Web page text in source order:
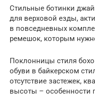
Стильные ботинки
для верховой езды,
в повседневных
ремешок, которым
Поклонницы стиля
обуви в байкерском
отсутствие застежек,
высоты – особенности